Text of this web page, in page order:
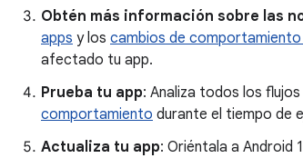
Obtén más información sobre las
apps y los cambios de
afectado tu app.
Prueba tu app: Analiza todos los
comportamiento durante el tiempo de
Actualiza tu app: Oriéntala a Android